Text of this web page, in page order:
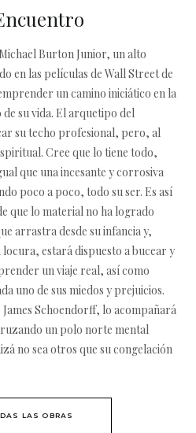
Burton Junior, un alto
en las películas de Wall Street de
un camino iniciático en la
su vida. El arquetipo del
su techo profesional, pero, al
Cree que lo tiene todo,
que una incesante y corrosiva
poco a poco, todo su ser. Es así
que lo material no ha logrado
arrastra desde su infancia y,
estará dispuesto a bucear y
un viaje real, así como
uno de sus miedos y prejuicios.
Schoendorff, lo acompañará
un polo norte mental
no sea otros que su congelación
LAS OBRAS